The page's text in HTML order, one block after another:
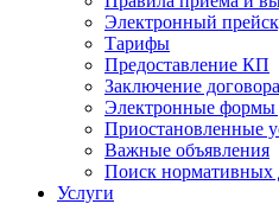
Электронный
Тарифы
Предоставление КП
Заключение договора
Электронные формы
Приостановленные
Важные объявления
Поиск нормативных
Услуги